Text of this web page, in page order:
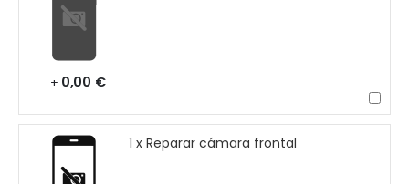
+ 0,00 €
1 x Reparar cámara frontal